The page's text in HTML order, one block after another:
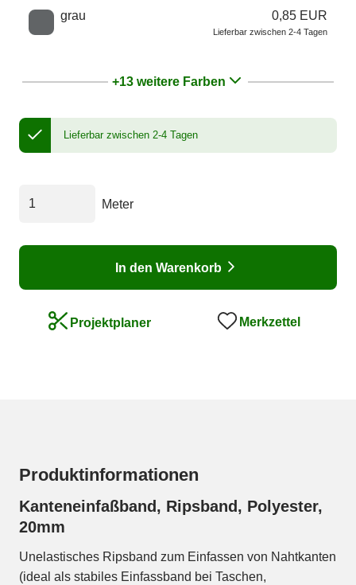
grau 0,85 EUR
Lieferbar zwischen 2-4 Tagen
+13 weitere Farben
Lieferbar zwischen 2-4 Tagen
Meter
In den Warenkorb
Projektplaner Merkzettel
Produktinformationen
Kanteneinfaßband, Ripsband, Polyester,
20mm
Unelastisches Ripsband zum Einfassen von Nahtkanten
(ideal als stabiles Einfassband bei Taschen,